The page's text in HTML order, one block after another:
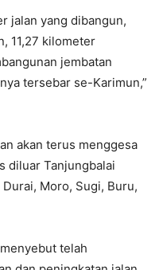
jalan yang dibangun,
11,27 kilometer
jembatan
tersebar se-Karimun,”
akan terus menggesa
diluar Tanjungbalai
Moro, Sugi, Buru,
telah